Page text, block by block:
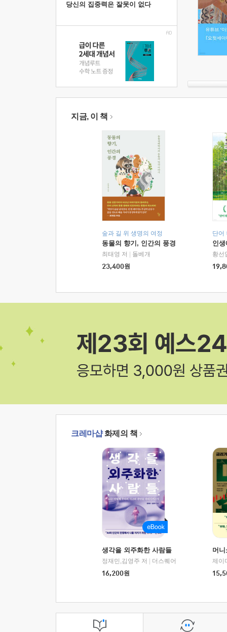
당신의 집중력은 잘못이 없다
지금, 이 책
숲과 길 위 생명의 여정
동물의 향기, 인간의 풍경
최태영 저
돌베개
23,400원
단어
인
황선
크레마샵화제의 책
생각을 외주화한 사람들
정재민,김영주 저
더스퀘어
16,200원
머